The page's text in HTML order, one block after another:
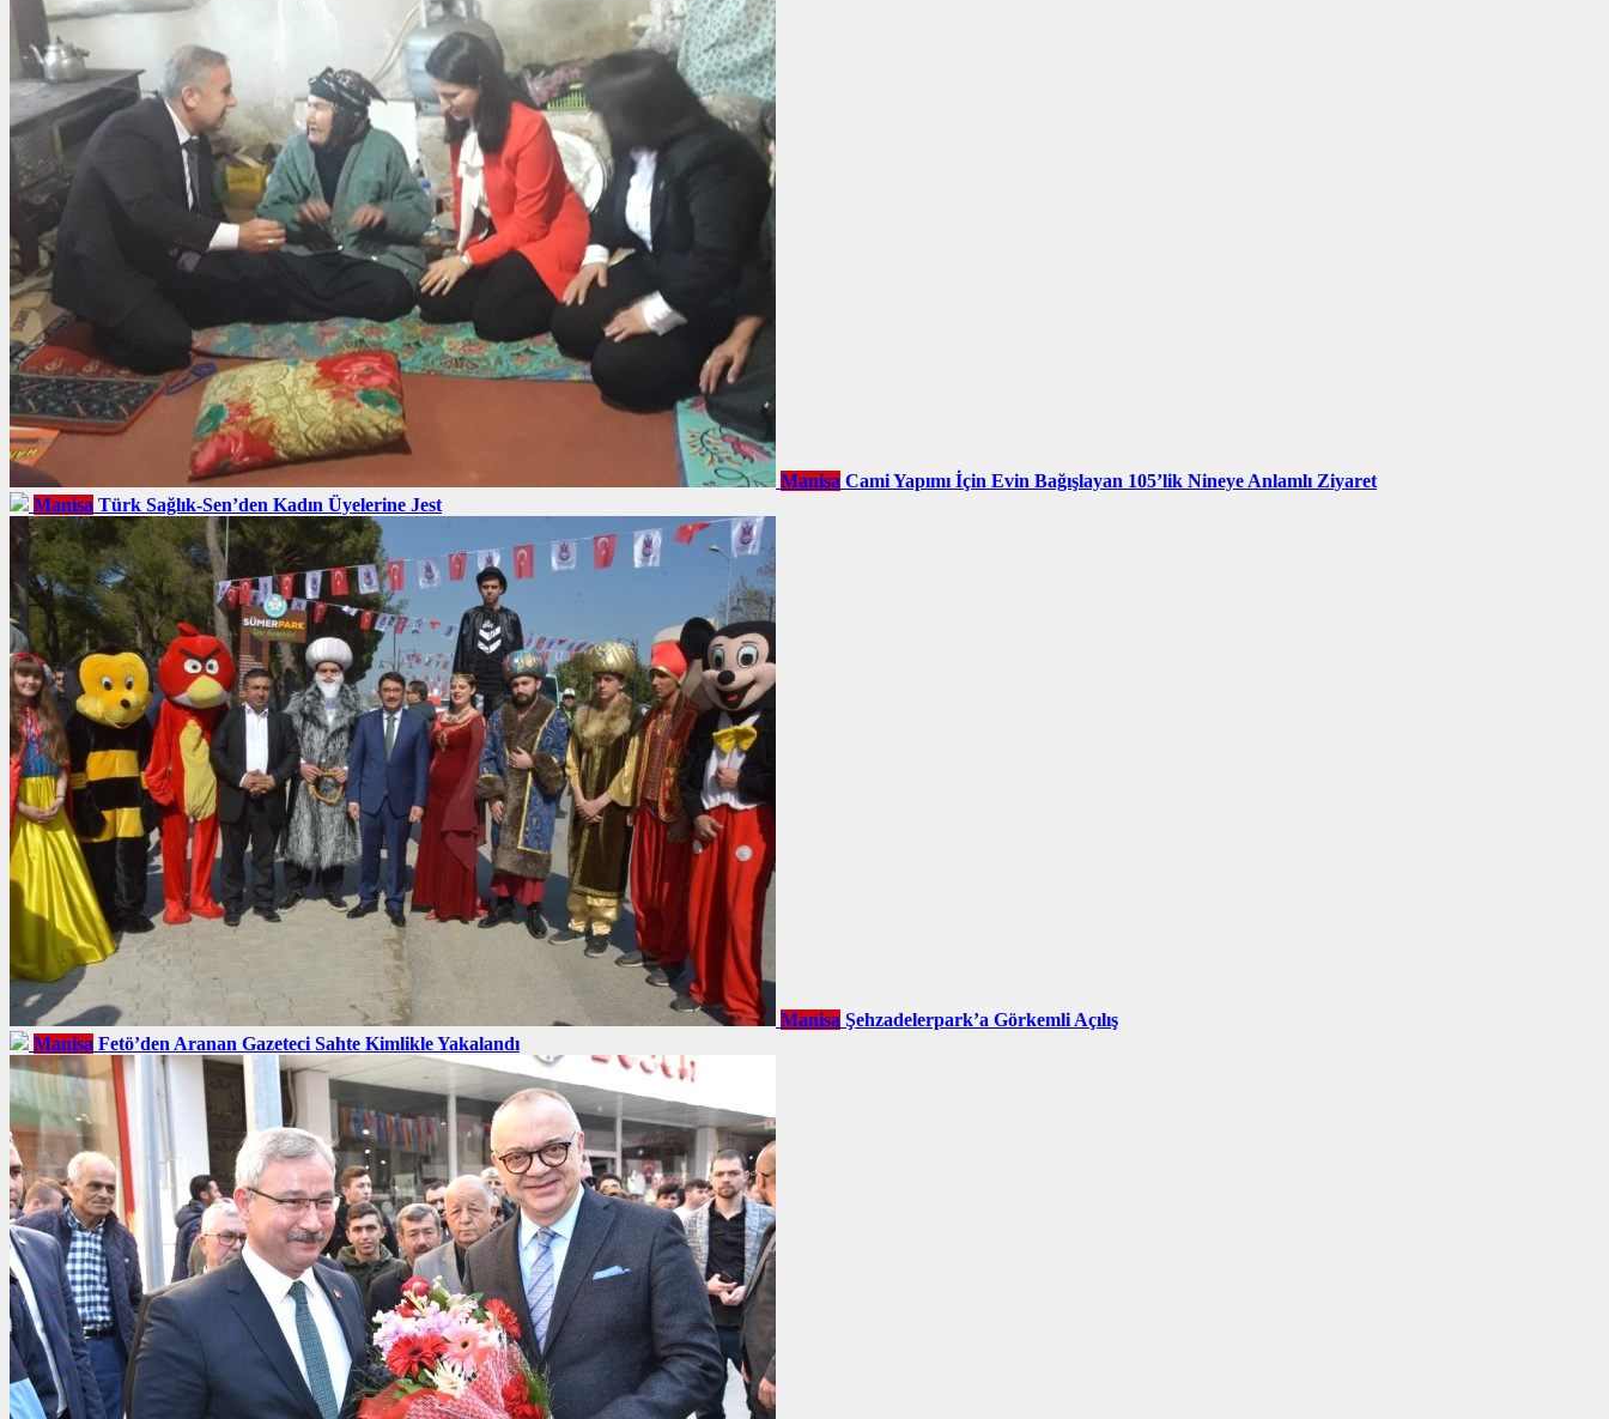
Manisa Cami Yapımı İçin Evin Bağışlayan 105’lik Nineye Anlamlı Ziyaret
Manisa Türk Sağlık-Sen’den Kadın Üyelerine Jest
Manisa Şehzadelerpark’a Görkemli Açılış
Manisa Fetö’den Aranan Gazeteci Sahte Kimlikle Yakalandı